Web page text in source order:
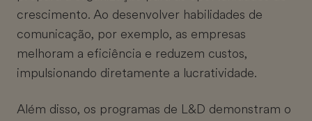
crescimento. Ao desenvolver habilidades de
comunicação, por exemplo, as empresas
melhoram a eficiência e reduzem custos,
impulsionando diretamente a lucratividade.
Além disso, os programas de L&D demonstram o